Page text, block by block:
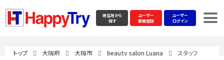
現在地から
探す
ユーザー
新規登録
ユーザー
ログイン
トップ 大阪府 大阪市 beauty salon Luana スタッフ